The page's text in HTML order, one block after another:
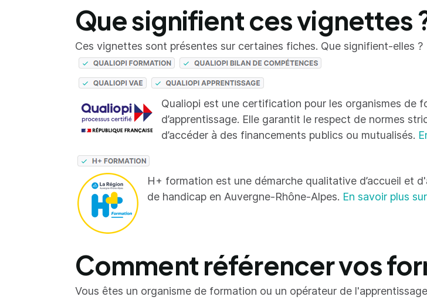
Que signifient ces vignettes
Ces vignettes sont présentes sur certaines fiches. Que signifient-elles ?
Qualiopi est une certification pour les organismes de
d’apprentissage. Elle garantit le respect de normes
d’accéder à des financements publics ou mutualisés.
H+ formation est une démarche qualitative d’accueil et
de handicap en Auvergne-Rhône-Alpes. En savoir plus
Comment référencer vos
Vous êtes un organisme de formation ou un opérateur de